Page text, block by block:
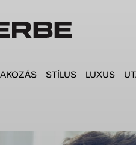
STÍLUS LUXUS